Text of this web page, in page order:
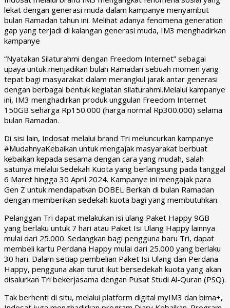
lekat dengan generasi muda dalam kampanye menyambut
bulan Ramadan tahun ini. Melihat adanya fenomena generation
gap yang terjadi di kalangan generasi muda, IM3 menghadirkan
kampanye
“Nyatakan Silaturahmi dengan Freedom Internet” sebagai
upaya untuk menjadikan bulan Ramadan sebuah momen yang
tepat bagi masyarakat dalam merangkul jarak antar generasi
dengan berbagai bentuk kegiatan silaturahmi.Melalui kampanye
ini, IM3 menghadirkan produk unggulan Freedom Internet
150GB seharga Rp150.000 (harga normal Rp300.000) selama
bulan Ramadan.
Di sisi lain, Indosat melalui brand Tri meluncurkan kampanye
#MudahnyaKebaikan untuk mengajak masyarakat berbuat
kebaikan kepada sesama dengan cara yang mudah, salah
satunya melalui Sedekah Kuota yang berlangsung pada tanggal
6 Maret hingga 30 April 2024. Kampanye ini mengajak para
Gen Z untuk mendapatkan DOBEL Berkah di bulan Ramadan
dengan memberikan sedekah kuota bagi yang membutuhkan.
Pelanggan Tri dapat melakukan isi ulang Paket Happy 9GB
yang berlaku untuk 7 hari atau Paket Isi Ulang Happy lainnya
mulai dari 25.000. Sedangkan bagi pengguna baru Tri, dapat
membeli kartu Perdana Happy mulai dari 25.000 yang berlaku
30 hari. Dalam setiap pembelian Paket Isi Ulang dan Perdana
Happy, pengguna akan turut ikut bersedekah kuota yang akan
disalurkan Tri bekerjasama dengan Pusat Studi Al-Quran (PSQ).
Tak berhenti di situ, melalui platform digital myIM3 dan bima+,